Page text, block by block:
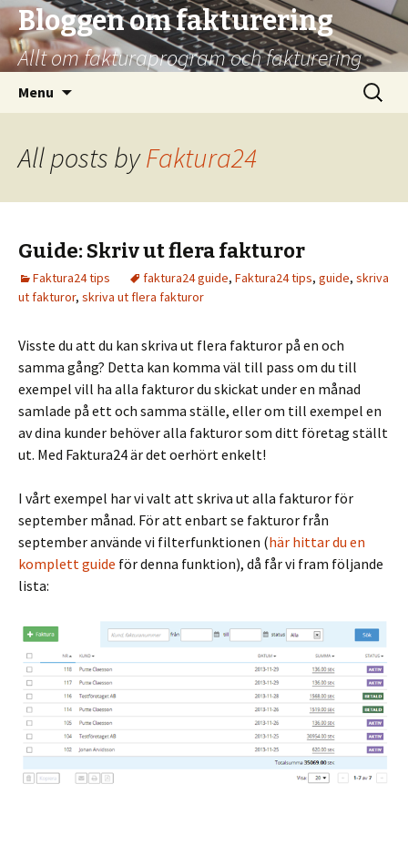
Bloggen om fakturering
Allt om fakturaprogram och fakturering
Menu
Search
for:
All posts byFaktura24
Guide: Skriv ut flera fakturor
Faktura24 tips faktura24 guide, Faktura24 tips, guide, skriva
ut fakturor, skriva ut flera fakturor
Visste du att du kan skriva ut flera fakturor på en och
samma gång? Detta kan komma väl till pass om du till
exempel vill ha alla fakturor du skickat under en månad
samlade på ett och samma ställe, eller om till exempel en
av dina kunder behöver alla fakturor som ditt företag ställt
ut. Med Faktura24 är det oerhört enkelt!
I vårt exempel har vi valt att skriva ut alla fakturor för
september månad. För att enbart se fakturor från
september använde vi filterfunktionen (här hittar du en
komplett guide för denna funktion), då får vi fram följande
lista: